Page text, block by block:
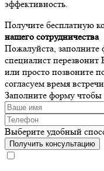
эффективность.
Получите бесплатную
нашего сотрудничества
Пожалуйста,
специалист
или просто позвоните
согласуем время
Заполните форму чтобы
Выберите удобный
Получить консультацию